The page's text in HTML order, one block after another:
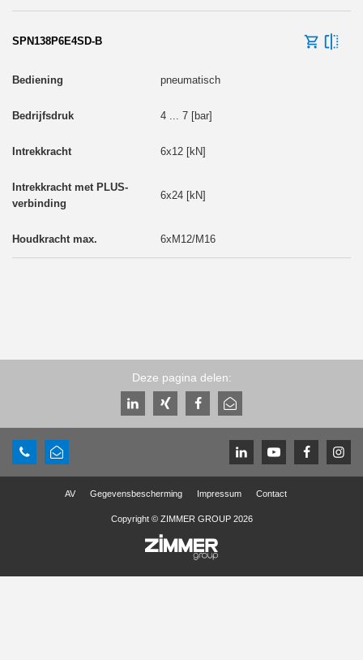
SPN138P6E4SD-B
pneumatisch
4 ... 7 [bar]
6x12 [kN]
6x24 [kN]
6xM12/M16
Deze pagina delen:
AV Gegevensbescherming Impressum Contact
Copyright © ZIMMER GROUP 2026